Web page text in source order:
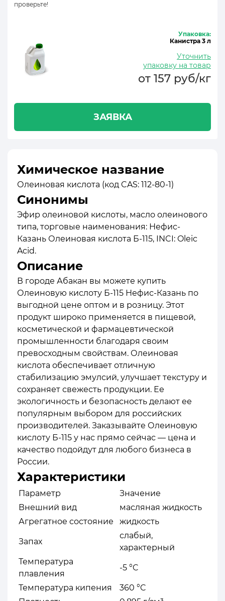
проверьте!
Упаковка:
Канистра 3 л
Уточнить
упаковку на товар
от 157 руб/кг
ЗАЯВКА
Химическое название
Олеиновая кислота (код CAS: 112-80-1)
Синонимы
Эфир олеиновой кислоты, масло олеинового
типа, торговые наименования: Нефис-
Казань Олеиновая кислота Б-115, INCI: Oleic
Acid.
Описание
В городе Абакан вы можете купить
Олеиновую кислоту Б-115 Нефис-Казань по
выгодной цене оптом и в розницу. Этот
продукт широко применяется в пищевой,
косметической и фармацевтической
промышленности благодаря своим
превосходным свойствам. Олеиновая
кислота обеспечивает отличную
стабилизацию эмулсий, улучшает текстуру и
сохраняет свежесть продукции. Ее
экологичность и безопасность делают ее
популярным выбором для российских
производителей. Заказывайте Олеиновую
кислоту Б-115 у нас прямо сейчас — цена и
качество подойдут для любого бизнеса в
России.
Характеристики
Параметр
Значение
Внешний вид
масляная жидкость
Агрегатное состояние
жидкость
Запах
слабый,
характерный
Температура
плавления
-5 °C
Температура кипения
360 °C